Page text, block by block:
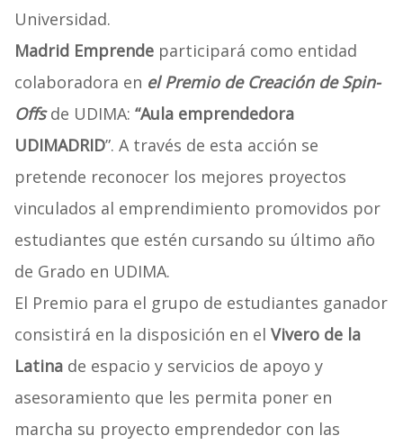
Universidad.
Madrid Emprendeparticipará como entidad
colaboradora en el Premio de Creación de Spin-
Offsde UDIMA: “Aula emprendedora
UDIMADRID”. A través de esta acción se
pretende reconocer los mejores proyectos
vinculados al emprendimiento promovidos por
estudiantes que estén cursando su último año
de Grado en UDIMA.
El Premio para el grupo de estudiantes ganador
consistirá en la disposición en el Vivero de la
Latinade espacio y servicios de apoyo y
asesoramiento que les permita poner en
marcha su proyecto emprendedor con las